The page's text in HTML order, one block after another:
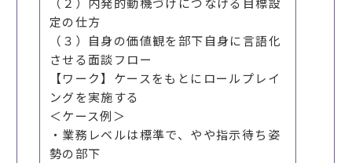
定の仕方
（３）自身の価値観を部下自身に言語化
させる面談フロー
【ワーク】ケースをもとにロールプレイ
ングを実施する
＜ケース例＞
・業務レベルは標準で、やや指示待ち姿
勢の部下